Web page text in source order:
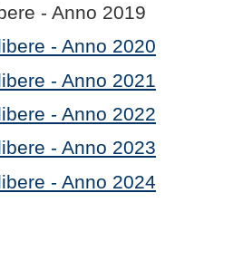
- Anno 2019
- Anno 2020
- Anno 2021
- Anno 2022
- Anno 2023
- Anno 2024